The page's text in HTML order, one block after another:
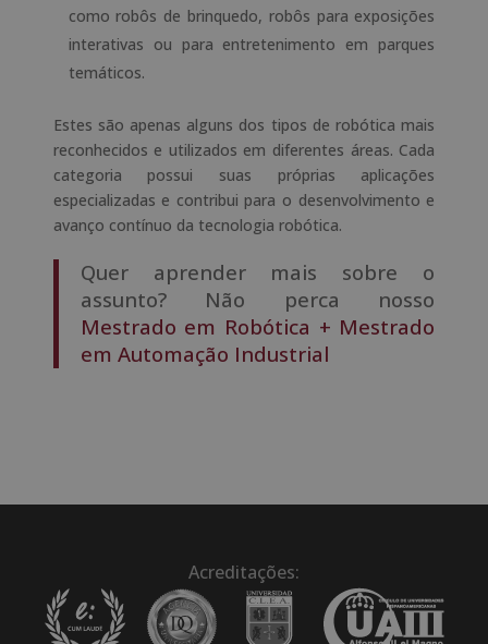
como robôs de brinquedo, robôs para exposições
interativas ou para entretenimento em parques
temáticos.
Estes são apenas alguns dos tipos de robótica mais
reconhecidos e utilizados em diferentes áreas. Cada
categoria possui suas próprias aplicações
especializadas e contribui para o desenvolvimento e
avanço contínuo da tecnologia robótica.
Quer aprender mais sobre o
assunto? Não perca nosso
Mestrado em Robótica + Mestrado
em Automação Industrial
Acreditações: